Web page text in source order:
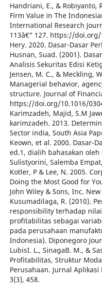
Handriani, E., & Robiyanto,
Firm Value in The
International Research
113â€“ 127. https://
Hery. 2020. Dasar-Dasar
Husnan, Suad. (2001).
Analisis Sekuritas Edisi
Jensen, M. C., & Meckling,
Managerial behavior,
structure. Journal of
https://doi.org/10.1016/
Karimzadeh, Majid, S.M
karimzadeh. 2013.
Sector india, South Asia
Keown, et al. 2000. Dasar-
ed.1, dialih bahasakan
Sulistyorini, Salemba
Kotler, P & Lee, N. 2005.
Doing the Most Good for
John Wiley & Sons, Inc. New
Kusumadilaga, R. (2010).
responsibility terhadap
profitabilitas sebagai
pada perusahaan
Indonesia). Diponegoro
LubisI. L., SinagaB. M., &
Profitabilitas, Struktur
Perusahaan. Jurnal
3(3), 458.